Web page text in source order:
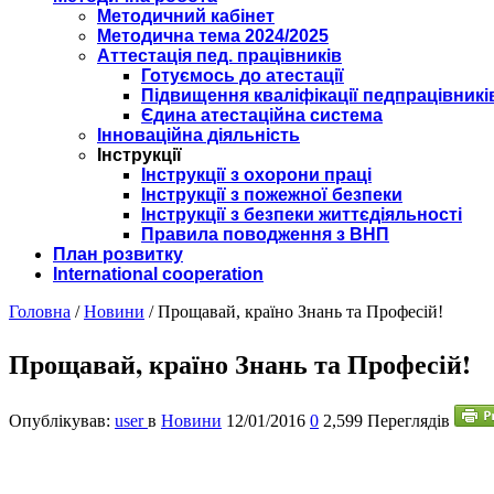
Методичний кабінет
Методична тема 2024/2025
Аттестація пед. працівників
Готуємось до атестації
Підвищення кваліфікації
Єдина атестаційна система
Інноваційна діяльність
Інструкції
Інструкції з охорони праці
Інструкції з пожежної безпеки
Інструкції з безпеки життєдіяльності
Правила поводження з ВНП
План розвитку
International cooperation
Головна /Новини /Прощавай, країно Знань та Професій!
Прощавай, країно Знань та Професій!
Опублікував: userв Новини 12/01/2016 0 2,599 Переглядів